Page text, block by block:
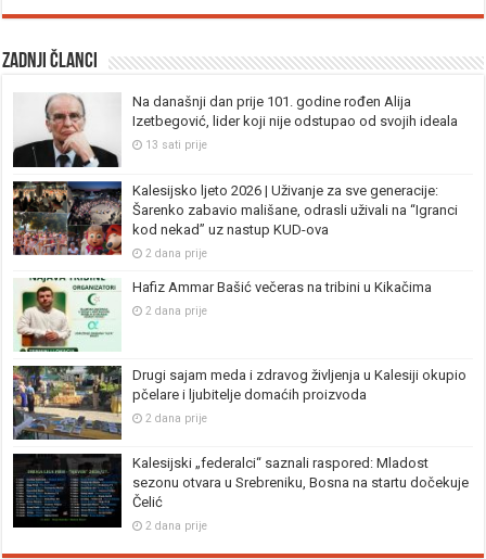
Zadnji članci
Na današnji dan prije 101. godine rođen Alija
Izetbegović, lider koji nije odstupao od svojih ideala
13 sati prije
Kalesijsko ljeto 2026 | Uživanje za sve generacije:
Šarenko zabavio mališane, odrasli uživali na “Igranci
kod nekad” uz nastup KUD-ova
2 dana prije
Hafiz Ammar Bašić večeras na tribini u Kikačima
2 dana prije
Drugi sajam meda i zdravog življenja u Kalesiji okupio
pčelare i ljubitelje domaćih proizvoda
2 dana prije
Kalesijski „federalci“ saznali raspored: Mladost
sezonu otvara u Srebreniku, Bosna na startu dočekuje
Čelić
2 dana prije